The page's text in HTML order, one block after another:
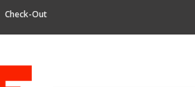
Check-Out